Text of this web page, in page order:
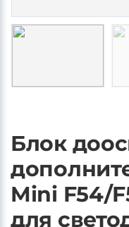
Блок
Mini F54/
для